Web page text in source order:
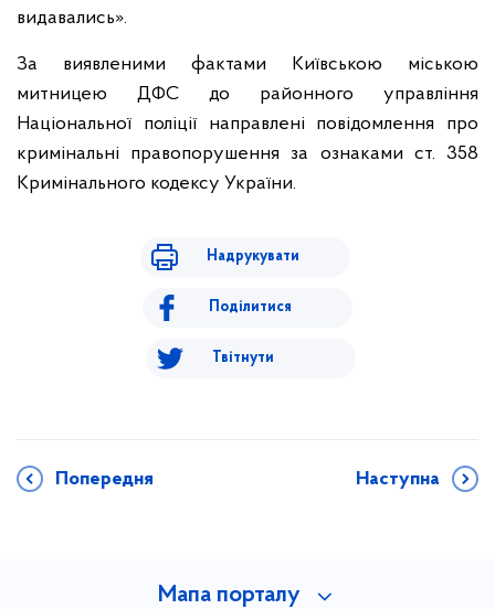
видавались».
За виявленими фактами Київською міською
митницею ДФС до районного управління
Національної поліції направлені повідомлення про
кримінальні правопорушення за ознаками ст. 358
Кримінального кодексу України.
Надрукувати
Поділитися
Твітнути
Попередня Наступна
Мапа порталу